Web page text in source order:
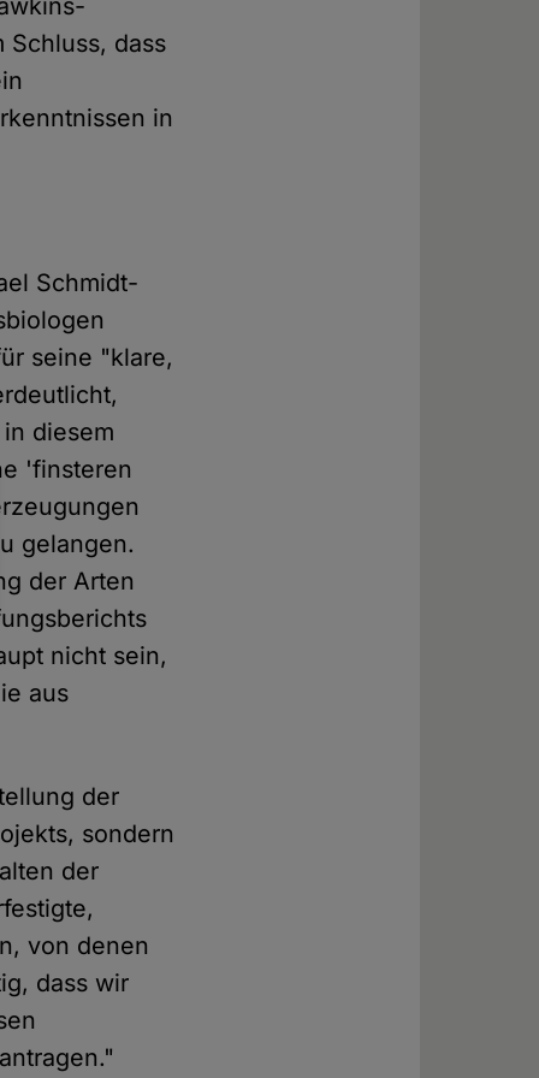
Schluss, dass
in
Schmidt-
seine "klare,
diesem
'finsteren
gelangen.
der Arten
nicht sein,
aus
der
sondern
der
von denen
dass wir